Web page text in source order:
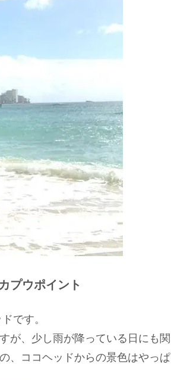
プウポイント
です。
が、少し雨が降っている日にも関
、ココヘッドからの景色はやっぱ